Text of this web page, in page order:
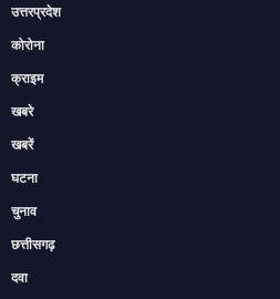
उत्तरप्रदेश
कोरोना
क्राइम
खबरे
खबरें
घटना
चुनाव
छत्तीसगढ़
दवा